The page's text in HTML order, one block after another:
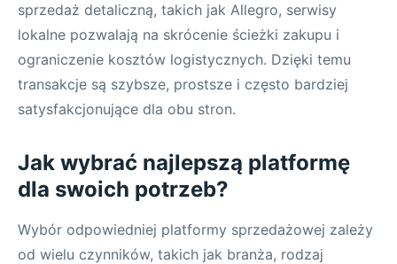
sprzedaż detaliczną, takich jak Allegro, serwisy
lokalne pozwalają na skrócenie ścieżki zakupu i
ograniczenie kosztów logistycznych. Dzięki temu
transakcje są szybsze, prostsze i często bardziej
satysfakcjonujące dla obu stron.
Jak wybrać najlepszą platformę
dla swoich potrzeb?
Wybór odpowiedniej platformy sprzedażowej zależy
od wielu czynników, takich jak branża, rodzaj